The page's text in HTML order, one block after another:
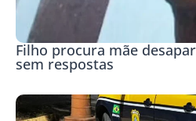
Filho procura mãe
sem respostas